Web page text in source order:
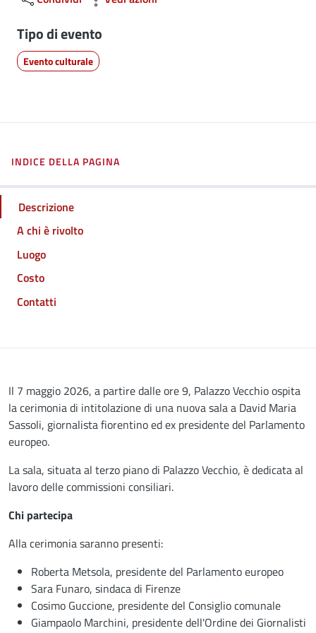
Tipo di evento
Evento culturale
INDICE DELLA PAGINA
Descrizione
A chi è rivolto
Luogo
Costo
Contatti
Descrizione
Il 7 maggio 2026, a partire dalle ore 9, Palazzo Vecchio ospita
la cerimonia di intitolazione di una nuova sala a David Maria
Sassoli, giornalista fiorentino ed ex presidente del Parlamento
europeo.
La sala, situata al terzo piano di Palazzo Vecchio, è dedicata al
lavoro delle commissioni consiliari.
Chi partecipa
Alla cerimonia saranno presenti:
Roberta Metsola, presidente del Parlamento europeo
Sara Funaro, sindaca di Firenze
Cosimo Guccione, presidente del Consiglio comunale
Giampaolo Marchini, presidente dell'Ordine dei Giornalisti